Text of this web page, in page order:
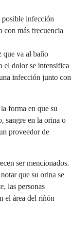
infección
con más frecuencia
que va al baño
el dolor se intensifica
infección junto con
forma en que su
sangre en la orina o
proveedor de
ser mencionados.
que su orina se
las personas
el área del riñón